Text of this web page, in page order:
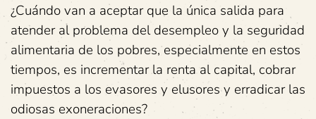
¿Cuándo van a aceptar que la única salida para
atender al problema del desempleo y la seguridad
alimentaria de los pobres, especialmente en estos
tiempos, es incrementar la renta al capital, cobrar
impuestos a los evasores y elusores y erradicar las
odiosas exoneraciones?